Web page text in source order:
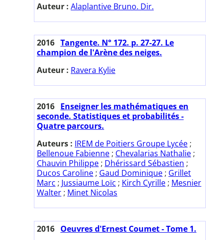
Auteur : Alaplantive Bruno. Dir.
2016 Tangente. N° 172. p. 27-27. Le
champion de l'Arène des neiges.
Auteur : Ravera Kylie
2016 Enseigner les mathématiques en
seconde. Statistiques et probabilités -
Quatre parcours.
Auteurs : IREM de Poitiers Groupe Lycée ;
Bellenoue Fabienne ; Chevalarias Nathalie ;
Chauvin Philippe ; Dhérissard Sébastien ;
Ducos Caroline ; Gaud Dominique ; Grillet
Marc ; Jussiaume Loïc ; Kirch Cyrille ; Mesnier
Walter ; Minet Nicolas
2016 Oeuvres d'Ernest Coumet - Tome 1.